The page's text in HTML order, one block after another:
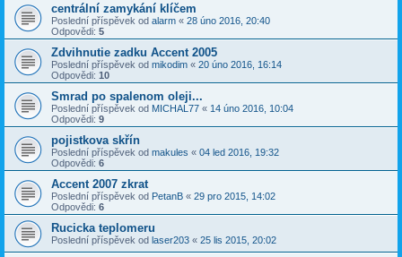
centrální zamykání klíčem
Poslední příspěvek od alarm « 28 úno 2016, 20:40
Odpovědi: 5
Zdvihnutie zadku Accent 2005
Poslední příspěvek od mikodim « 20 úno 2016, 16:14
Odpovědi: 10
Smrad po spalenom oleji...
Poslední příspěvek od MICHAL77 « 14 úno 2016, 10:04
Odpovědi: 9
pojistkova skřín
Poslední příspěvek od makules « 04 led 2016, 19:32
Odpovědi: 6
Accent 2007 zkrat
Poslední příspěvek od PetanB « 29 pro 2015, 14:02
Odpovědi: 6
Rucicka teplomeru
Poslední příspěvek od laser203 « 25 lis 2015, 20:02